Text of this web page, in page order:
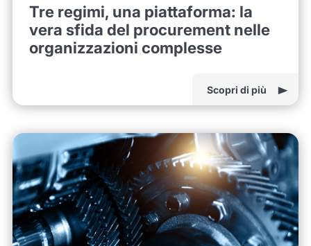
Tre regimi, una piattaforma: la
vera sfida del procurement nelle
organizzazioni complesse
Scopri di più